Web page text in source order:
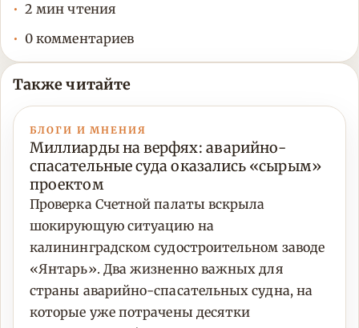
2 мин чтения
0 комментариев
Также читайте
БЛОГИ И МНЕНИЯ
Миллиарды на верфях: аварийно-
спасательные суда оказались «сырым»
проектом
Проверка Счетной палаты вскрыла
шокирующую ситуацию на
калининградском судостроительном заводе
«Янтарь». Два жизненно важных для
страны аварийно-спасательных судна, на
которые уже потрачены десятки